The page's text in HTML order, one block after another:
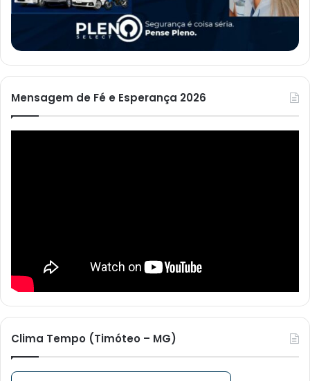
Mensagem de Fé e Esperança 2026
Clima Tempo (Timóteo – MG)